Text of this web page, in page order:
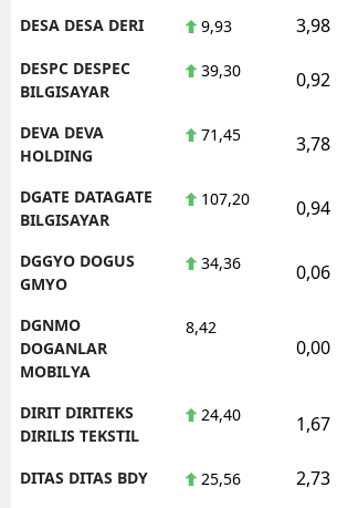
DESA DESA DERI 9,93 3,98
DESPC DESPEC
BILGISAYAR
39,30 0,92
DEVA DEVA
HOLDING
71,45 3,78
DGATE DATAGATE
BILGISAYAR
107,20 0,94
DGGYO DOGUS
GMYO
34,36 0,06
DGNMO
DOGANLAR
MOBILYA
8,42
0,00
DIRIT DIRITEKS
DIRILIS TEKSTIL
24,40 1,67
DITAS DITAS BDY 25,56 2,73